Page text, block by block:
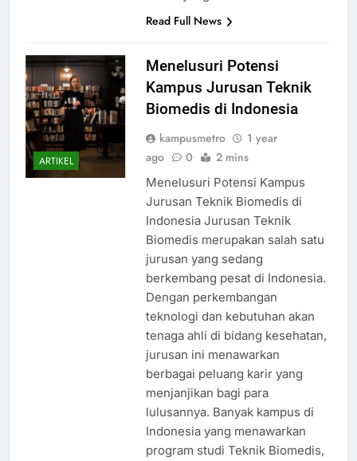
Read Full News
ARTIKEL
Menelusuri Potensi
Kampus Jurusan Teknik
Biomedis di Indonesia
kampusmetro
1 year
ago
0 2 mins
Menelusuri Potensi Kampus
Jurusan Teknik Biomedis di
Indonesia Jurusan Teknik
Biomedis merupakan salah satu
jurusan yang sedang
berkembang pesat di Indonesia.
Dengan perkembangan
teknologi dan kebutuhan akan
tenaga ahli di bidang kesehatan,
jurusan ini menawarkan
berbagai peluang karir yang
menjanjikan bagi para
lulusannya. Banyak kampus di
Indonesia yang menawarkan
program studi Teknik Biomedis,